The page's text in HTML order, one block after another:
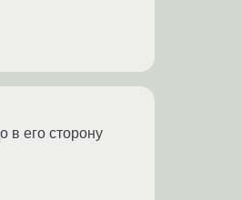
в его сторону